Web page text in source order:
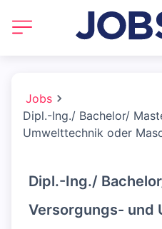
Jobs
Dipl.-Ing./ Bachelor/
Umwelttechnik oder
Dipl.-Ing./
Versorgungs- und